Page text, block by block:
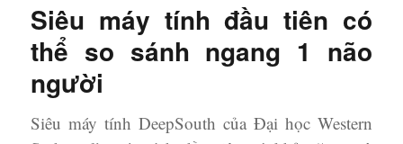
Siêu máy tính đầu tiên có
thể so sánh ngang 1 não
người
Siêu máy tính DeepSouth của Đại học Western